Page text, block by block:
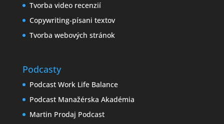
Tvorba video recenzií
Copywriting-písani textov
Tvorba webových stránok
Podcasty
Podcast Work Life Balance
Podcast Manažérska Akadémia
Martin Prodaj Podcast